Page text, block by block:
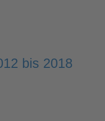
bis 2018